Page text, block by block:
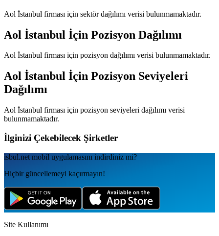
Aol İstanbul firması için sektör dağılımı verisi bulunmamaktadır.
Aol İstanbul İçin Pozisyon Dağılımı
Aol İstanbul firması için pozisyon dağılımı verisi bulunmamaktadır.
Aol İstanbul İçin Pozisyon Seviyeleri
Dağılımı
Aol İstanbul firması için pozisyon seviyeleri dağılımı verisi
bulunmamaktadır.
İlginizi Çekebilecek Şirketler
isbul.net mobil uygulamаsını indirdiniz mi?
Hiçbir güncellemeyi kaçırmayın!
Site Kullanımı